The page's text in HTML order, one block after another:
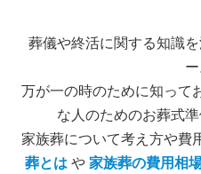
葬儀や終活に関する知識
ー
万が一の時のために知って
な人のためのお葬式
家族葬について考え方や費
葬とはや家族葬の費用相